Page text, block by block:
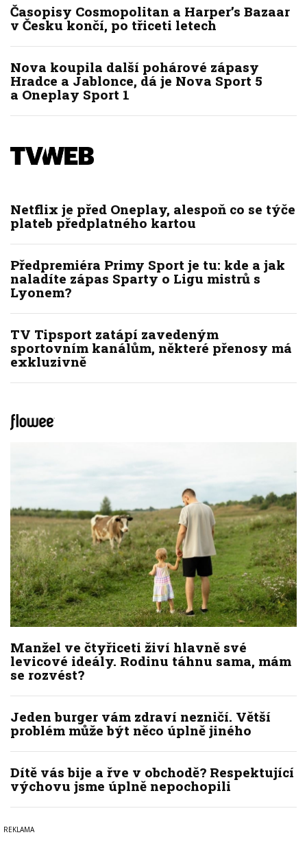
Časopisy Cosmopolitan a Harper’s Bazaar
v Česku končí, po třiceti letech
Nova koupila další pohárové zápasy
Hradce a Jablonce, dá je Nova Sport 5
a Oneplay Sport 1
Netflix je před Oneplay, alespoň co se týče
plateb předplatného kartou
Předpremiéra Primy Sport je tu: kde a jak
naladíte zápas Sparty o Ligu mistrů s
Lyonem?
TV Tipsport zatápí zavedeným
sportovním kanálům, některé přenosy má
exkluzivně
Manžel ve čtyřiceti živí hlavně své
levicové ideály. Rodinu táhnu sama, mám
se rozvést?
Jeden burger vám zdraví nezničí. Větší
problém může být něco úplně jiného
Dítě vás bije a řve v obchodě? Respektující
výchovu jsme úplně nepochopili